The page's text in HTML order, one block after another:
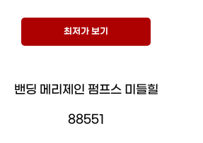
최저가 보기
밴딩 메리제인 펌프스 미들힐
88551